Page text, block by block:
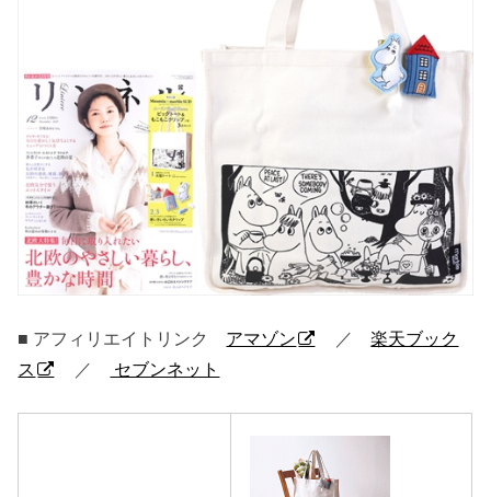
■ アフィリエイトリンク アマゾン ／楽天ブック
ス
／ セブンネット